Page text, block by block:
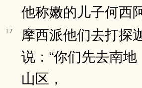
他称嫩的儿子何西
17
摩西派他们去打探
说：“你们先去南
山区，